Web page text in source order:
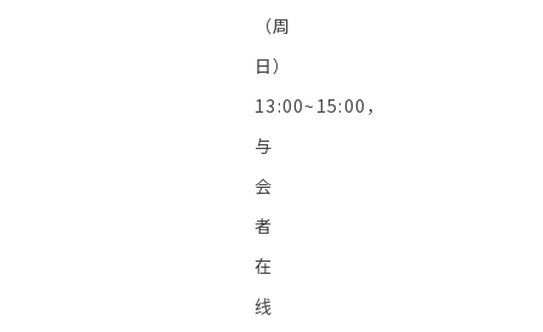
（周
日）
13:00~15:00，
与
会
者
在
线